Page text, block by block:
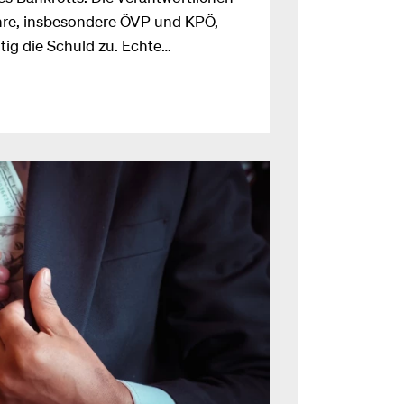
insbesondere ÖVP und KPÖ,
die Schuld zu. Echte
Finanzdirektor, sondern auch